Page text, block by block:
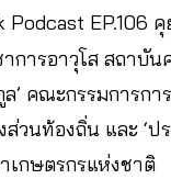
Podcast EP.106
การอาวุโส สถาบัน
’ คณะกรรมการกา
ส่วนท้องถิ่น และ
เกษตรกรแห่งชาติ